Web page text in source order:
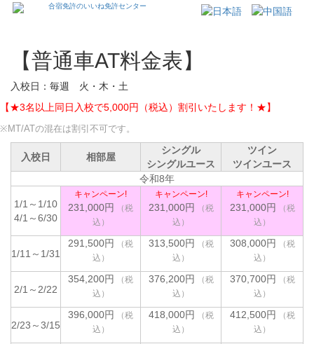
【普通車AT料金表】
入校日：毎週 火・木・土
【★3名以上同日入校で5,000円（税込）割引いたします！★】
※MT/ATの混在は割引不可です。
入校日 相部屋
シングル
シングルユース
ツイン
ツインユース
令和8年
1/1～1/10
4/1～6/30
キャンペーン!
231,000円
キャンペーン!
231,000円
キャンペーン!
231,000円
1/11～1/31
291,500円 313,500円 308,000円
2/1～2/22
354,200円 376,200円 370,700円
2/23～3/15
396,000円 418,000円 412,500円